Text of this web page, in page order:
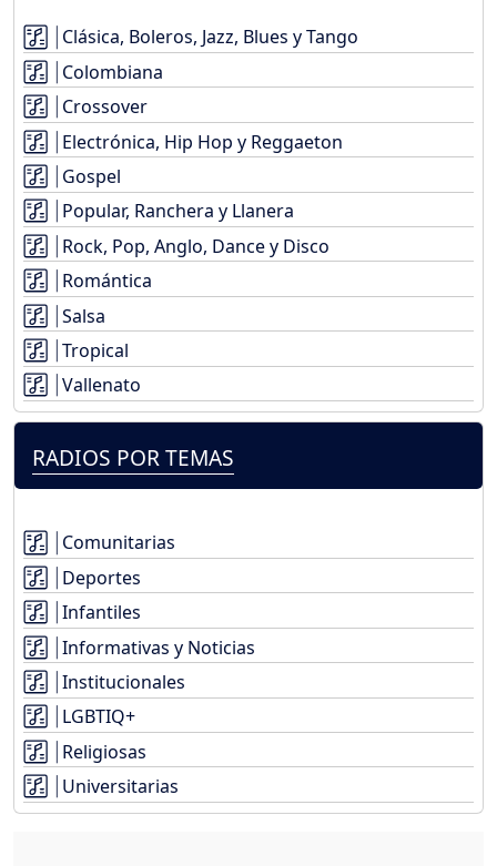
Clásica, Boleros, Jazz, Blues y Tango
Colombiana
Crossover
Electrónica, Hip Hop y Reggaeton
Gospel
Popular, Ranchera y Llanera
Rock, Pop, Anglo, Dance y Disco
Romántica
Salsa
Tropical
Vallenato
RADIOS POR TEMAS
Comunitarias
Deportes
Infantiles
Informativas y Noticias
Institucionales
LGBTIQ+
Religiosas
Universitarias